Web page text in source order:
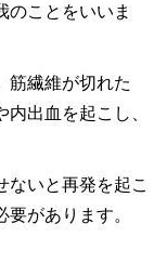
のことをいいま
筋繊維が切れた
出血を起こし、
ないと再発を起こ
があります。